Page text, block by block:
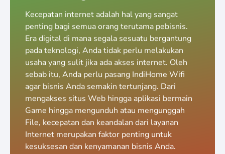
Kecepatan internet adalah hal yang sangat
penting bagi semua orang terutama pebisnis.
Era digital di mana segala sesuatu bergantung
pada teknologi, Anda tidak perlu melakukan
usaha yang sulit jika ada akses internet. Oleh
sebab itu, Anda perlu pasang IndiHome Wifi
agar bisnis Anda semakin tertunjang. Dari
mengakses situs Web hingga aplikasi bermain
Game hingga mengunduh atau mengunggah
File, kecepatan dan keandalan dari layanan
Internet merupakan faktor penting untuk
kesuksesan dan kenyamanan bisnis Anda.